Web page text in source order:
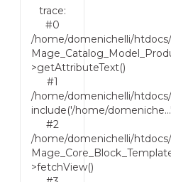
trace:
#0
/home/domenichelli/
>getAttributeText()
#1
/home/domenichelli/
include('/home/
#2
/home/domenichelli/
>fetchView()